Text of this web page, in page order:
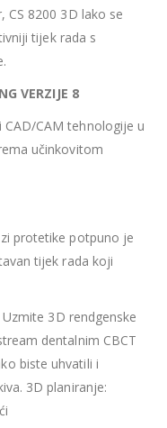
8200 3D lako se
tijek rada s
VERZIJE 8
CAM tehnologije u
učinkovitom
protetike potpuno je
tijek rada koji
3D rendgenske
dentalnim CBCT
biste uhvatili i
3D planiranje: